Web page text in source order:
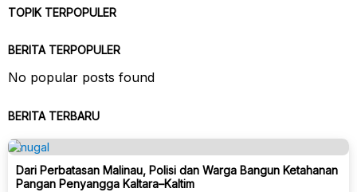
TOPIK TERPOPULER
BERITA TERPOPULER
No popular posts found
BERITA TERBARU
Dari Perbatasan Malinau, Polisi dan Warga Bangun Ketahanan
Pangan Penyangga Kaltara–Kaltim